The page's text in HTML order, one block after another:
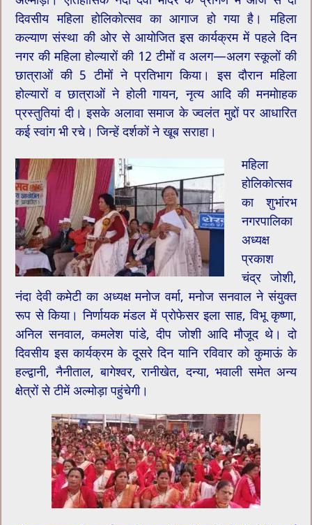
दिवसीय महिला होलिकोत्सव का आगाज हो गया है। महिला
कल्याण संस्था की ओर से आयोजित इस कार्यक्रम में पहले दिन
नगर की महिला होल्यारों की 12 टीमों व अलग—अलग स्कूलों की
छात्राओं की 5 टीमों ने प्रतिभाग किया। इस दौरान महिला
होल्यारों व छात्राओं ने होली गायन, नृत्य आदि की मनमोाहक
प्रस्तुतियां दी। इसके अलावा समाज के ज्वलंत मुद्दों पर आधारित
कई स्वांग भी रचे। जिन्हें दर्शकों ने खूब सराहा।
महिला
होलिकोत्सव
का शुभांरभ
नगरपालिका
अध्यक्ष
प्रकाश
चंद्र जोशी,
नंदा देवी कमेटी का अध्यक्ष मनोज वर्मा, मनोज सनवाल ने संयुक्त
रूप से किया। निर्णायक मंडल में प्रोफेसर इला साह, विभू कृष्णा,
अनिल सनवाल, कमलेश पांडे, दीप जोशी आदि मौजूद थे। दो
दिवसीय इस कार्यक्रम के दूसरे दिन यानि रविवार को कुमाऊं के
हल्द्वानी, नैनीताल, बागेश्वर, रानीखेत, दन्या, भवाली समेत अन्य
क्षेत्रों से टीमें अल्मोड़ा पहुंचेगी।